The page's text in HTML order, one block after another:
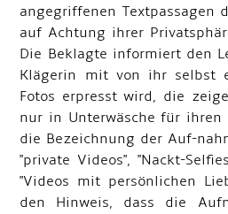
angegriffenen Textpassagen
auf Achtung ihrer
Die Beklagte informiert den
Klägerin mit von ihr selbst
Fotos erpresst wird, die
nur in Unterwäsche für ihren
die Bezeichnung der Auf-
"private Videos", "Nackt-
"Videos mit persönlichen
den Hinweis, dass die